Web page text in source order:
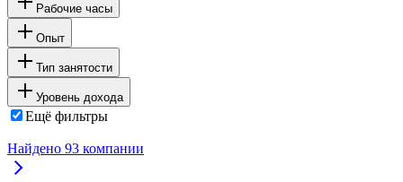
Рабочие часы
Опыт
Тип занятости
Уровень дохода
Ещё фильтры
Найдено 93 компании